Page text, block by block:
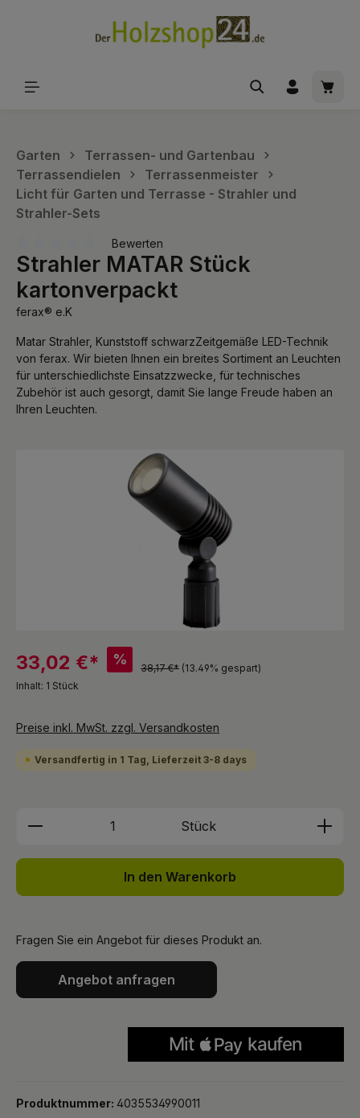
Garten
Terrassen- und Gartenbau
Terrassendielen
Terrassenmeister
Licht für Garten und Terrasse - Strahler und
Strahler-Sets
Durchschnittliche Bewertung von 0 von 5 Sternen
Bewerten
Strahler MATAR Stück
kartonverpackt
ferax® e.K
Matar Strahler, Kunststoff schwarzZeitgemäße LED-Technik
von ferax. Wir bieten Ihnen ein breites Sortiment an Leuchten
für unterschiedlichste Einsatzzwecke, für technisches
Zubehör ist auch gesorgt, damit Sie lange Freude haben an
Ihren Leuchten.
Bildergalerie überspringen
33,02 €* %
38,17 €* (13.49% gespart)
Inhalt: 1 Stück
Preise inkl. MwSt. zzgl. Versandkosten
Versandfertig in 1 Tag, Lieferzeit 3-8 days
Produkt Anzahl: Gib den
Stück
In den Warenkorb
Fragen Sie ein Angebot für dieses Produkt an.
Angebot anfragen
Produktnummer: 4035534990011